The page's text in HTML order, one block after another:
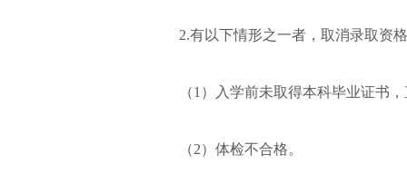
2.有以下情形之一者，取消录取资
（1）入学前未取得本科毕业证书
（2）体检不合格。